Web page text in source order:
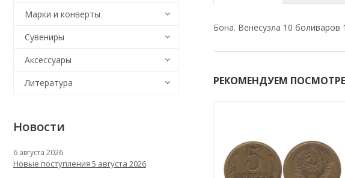
Бона. Венесуэла 10 боливаров
РЕКОМЕНДУЕМ
Марки и конверты
Сувениры
Аксессуары
Литература
Новости
6 августа 2026
Новые поступления 5 августа 2026